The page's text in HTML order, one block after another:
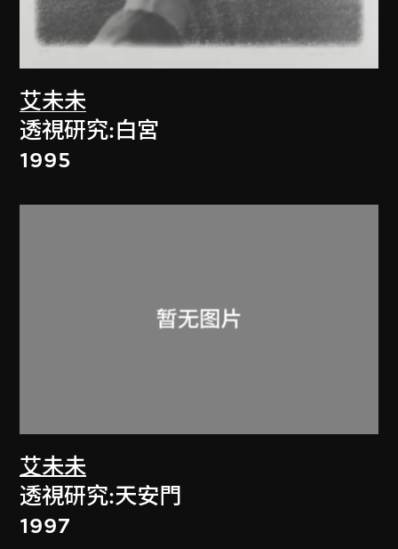
艾未未
透視研究:白宮
1995
艾未未
透視研究:天安門
1997